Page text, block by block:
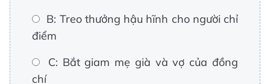
B: Treo thưởng hậu hĩnh cho người chỉ
điểm
C: Bắt giam mẹ già và vợ của đồng
chí